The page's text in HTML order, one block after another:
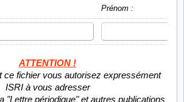
Prénom :
ATTENTION !
ce fichier vous autorisez expressément
ISRI à vous adresser
"Lettre périodique" et autres publications